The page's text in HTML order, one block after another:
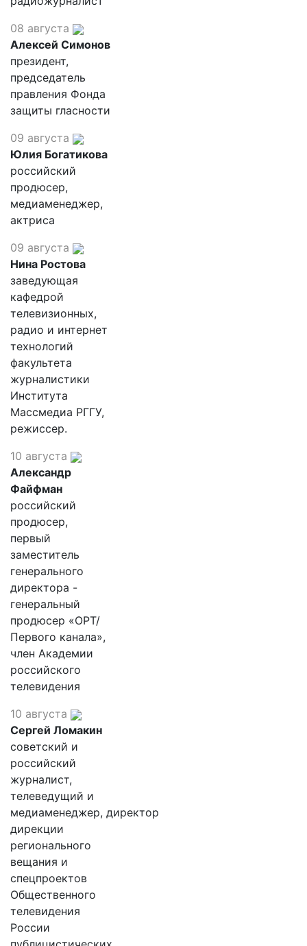
08 августа
Алексей Симонов
президент,
председатель
правления Фонда
защиты гласности
09 августа
Юлия Богатикова
российский
продюсер,
медиаменеджер,
актриса
09 августа
Нина Ростова
заведующая
кафедрой
телевизионных,
радио и интернет
технологий
факультета
журналистики
Института
Массмедиа РГГУ,
режиссер.
10 августа
Александр
Файфман
российский
продюсер,
первый
заместитель
генерального
директора -
генеральный
продюсер «ОРТ/
Первого канала»,
член Академии
российского
телевидения
10 августа
Сергей Ломакин
советский и
российский
журналист,
телеведущий и
медиаменеджер, директор
дирекции
регионального
вещания и
спецпроектов
Общественного
телевидения
России